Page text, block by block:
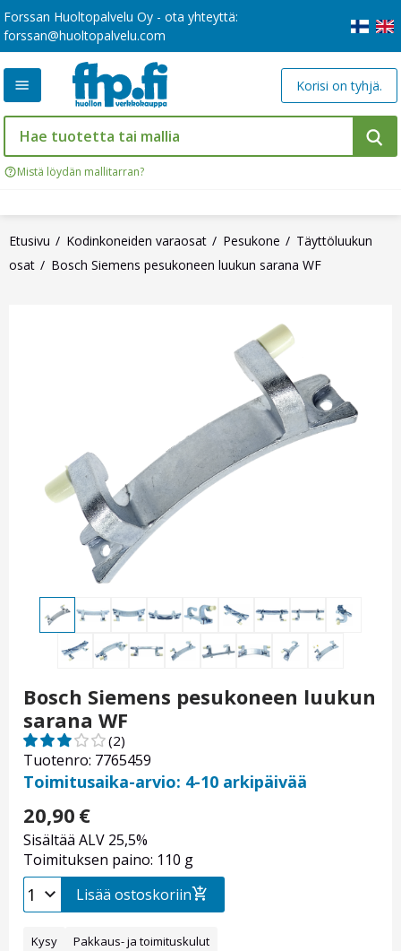
Forssan Huoltopalvelu Oy - ota yhteyttä:
forssan@huoltopalvelu.com
Mistä löydän mallitarran?
Korisi on tyhjä.
Etusivu Kodinkoneiden varaosat Pesukone
Täyttöluukun
osat
Bosch Siemens pesukoneen luukun sarana WF
Bosch Siemens pesukoneen luukun
sarana WF
Tuotenro: 7765459
(2)
Toimitusaika-arvio: 4-10 arkipäivää
20,90 €
Sisältää ALV 25,5%
Toimituksen paino: 110 g
Lisää ostoskoriin
Kysy Pakkaus- ja toimituskulut